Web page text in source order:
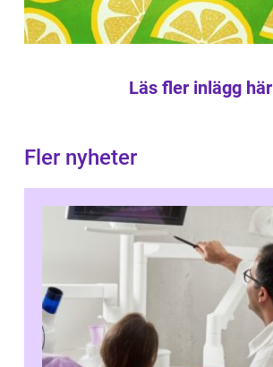
Läs fler inlägg här
Fler nyheter